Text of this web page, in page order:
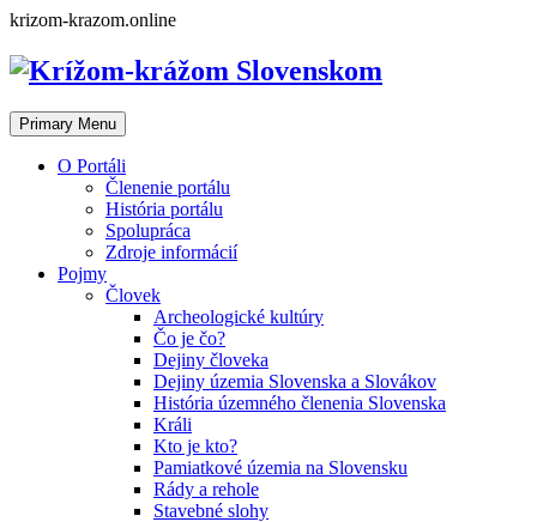
Skip
content
krizom-krazom.online
Primary Menu
O Portáli
Členenie portálu
História portálu
Spolupráca
Zdroje informácií
Pojmy
Človek
Archeologické kultúry
Čo je čo?
Dejiny človeka
Dejiny územia Slovenska a Slovákov
História územného členenia Slovenska
Králi
Kto je kto?
Pamiatkové územia na Slovensku
Rády a rehole
Stavebné slohy